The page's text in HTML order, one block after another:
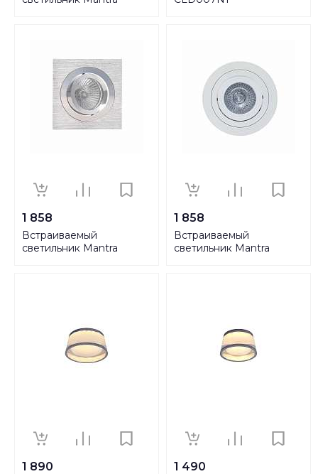
1 858
Встраиваемый
светильник Mantra
1 858
Встраиваемый
светильник Mantra
1 890 1 490